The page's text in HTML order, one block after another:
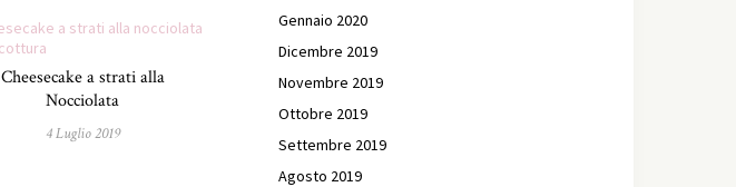
Cheesecake a strati alla
Nocciolata
4 Luglio 2019
Gennaio 2020
Dicembre 2019
Novembre 2019
Ottobre 2019
Settembre 2019
Agosto 2019